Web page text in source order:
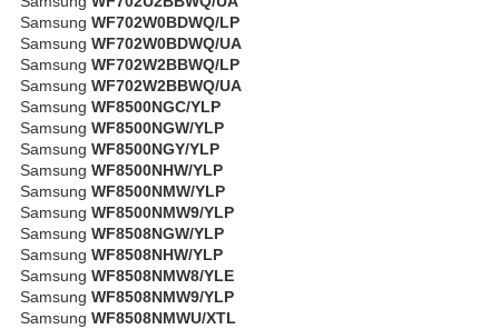
Samsung WF702W0BDWQ/LP
Samsung WF702W0BDWQ/UA
Samsung WF702W2BBWQ/LP
Samsung WF702W2BBWQ/UA
Samsung WF8500NGC/YLP
Samsung WF8500NGW/YLP
Samsung WF8500NGY/YLP
Samsung WF8500NHW/YLP
Samsung WF8500NMW/YLP
Samsung WF8500NMW9/YLP
Samsung WF8508NGW/YLP
Samsung WF8508NHW/YLP
Samsung WF8508NMW8/YLE
Samsung WF8508NMW9/YLP
Samsung WF8508NMWU/XTL